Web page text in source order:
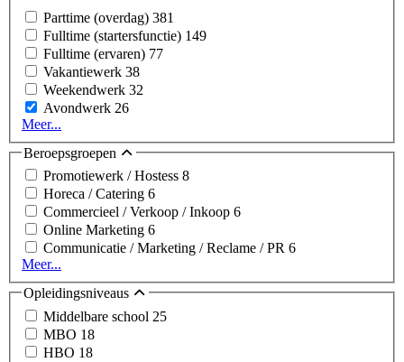
Parttime (overdag) 381
Fulltime (startersfunctie) 149
Fulltime (ervaren) 77
Vakantiewerk 38
Weekendwerk 32
Avondwerk 26
Meer...
Beroepsgroepen
Promotiewerk / Hostess 8
Horeca / Catering 6
Commercieel / Verkoop / Inkoop 6
Online Marketing 6
Communicatie / Marketing / Reclame / PR 6
Meer...
Opleidingsniveaus
Middelbare school 25
MBO 18
HBO 18